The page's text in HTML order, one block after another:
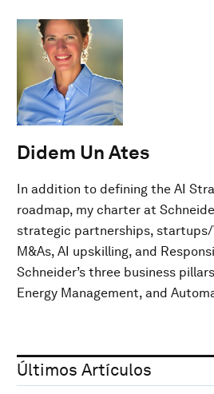
Didem Un Ates
In addition to defining the AI
roadmap, my charter at
strategic partnerships, startups/
M&As, AI upskilling, and
Schneider’s three business
Energy Management, and
Últimos Artículos